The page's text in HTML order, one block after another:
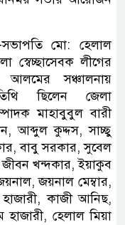
মো: হেলাল
স্বেচ্ছাসেবক লীগের
সঞ্চালনায়
ছিলেন জেলা
মাহাবুবুল বারী
আব্দুল কুদ্দস, সাচ্ছু
বাবু সরকার, সুবেল
খন্দকার, ইয়াকুব
জয়নাল মেম্বার,
কাজী আনিছ,
হাজারী, হেলাল মিয়া